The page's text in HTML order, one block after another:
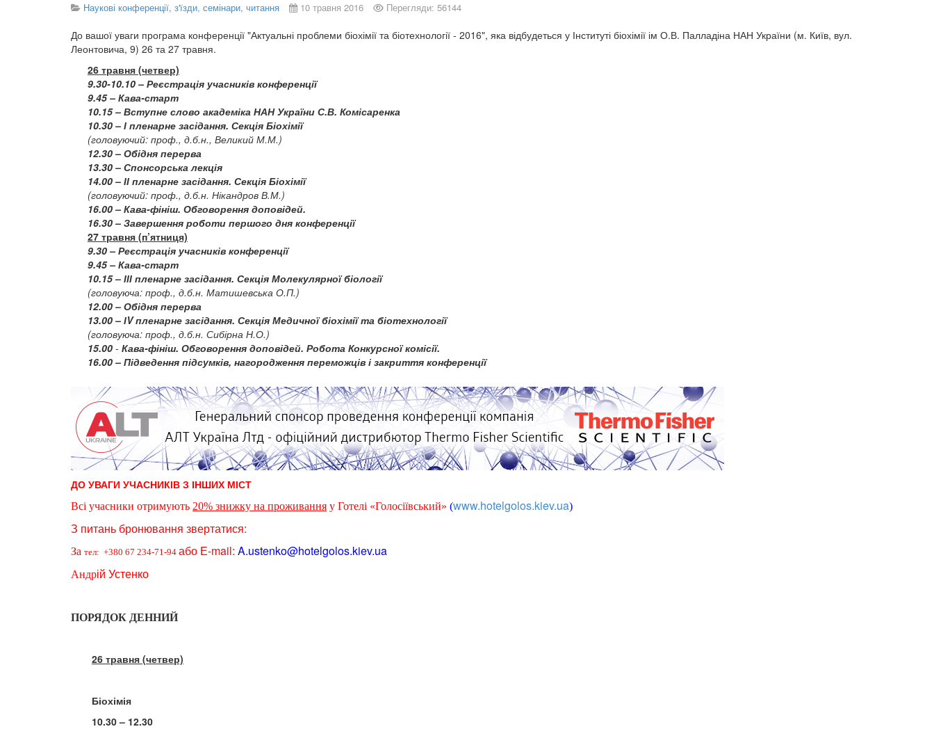
Наукові конференції, з'їзди, семінари, читання 10 травня 2016 Перегляди: 56144
До вашої уваги програма конференції "Актуальні проблеми біохімії та біотехнології - 2016", яка відбудеться у Інституті біохімії ім О.В. Палладіна НАН України (м. Київ, вул.
Леонтовича, 9) 26 та 27 травня.
26 травня (четвер)
9.30-10.10 – Реєстрація учасників конференції
9.45 – Кава-старт
10.15 – Вступне слово академіка НАН України С.В. Комісаренка
10.30 – І пленарне засідання. Секція Біохімії
(головуючий: проф., д.б.н., Великий М.М.)
12.30 – Обідня перерва
13.30 – Спонсорська лекція
14.00 – ІІ пленарне засідання. Секція Біохімії
(головуючий: проф., д.б.н. Нікандров В.М.)
16.00 – Кава-фініш. Обговорення доповідей.
16.30 – Завершення роботи першого дня конференції
27 травня (п’ятниця)
9.30 – Реєстрація учасників конференції
9.45 – Кава-старт
10.15 – ІІІ пленарне засідання. Секція Молекулярної біології
(головуюча: проф., д.б.н. Матишевська О.П.)
12.00 – Обідня перерва
13.00 – ІV пленарне засідання. Секція Медичної біохімії та біотехнології
(головуюча: проф., д.б.н. Сибірна Н.О.)
15.00 - Кава-фініш. Обговорення доповідей. Робота Конкурсної комісії.
16.00 – Підведення підсумків, нагородження переможців і закриття конференції
ДО УВАГИ УЧАСНИКІВ З ІНШИХ МІСТ
Всі учасники отримують 20% знижку на проживання у Готелі «Голосіївський» (www.hotelgolos.kiev.ua)
З питань бронювання звертатися:
За тел: +380 67 234-71-94 або Е-mail: A.ustenko@hotelgolos.kiev.ua
Андрій Устенко
ПОРЯДОК ДЕННИЙ
26 травня (четвер)
Біохімія
10.30 – 12.30